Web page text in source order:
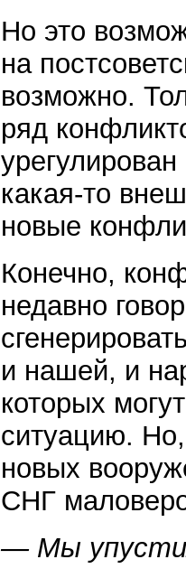
Но это
на
возможно.
ряд
какая-то
новые
Конечно,
недавно
и нашей, и
которых
ситуацию.
новых
СНГ
— Мы